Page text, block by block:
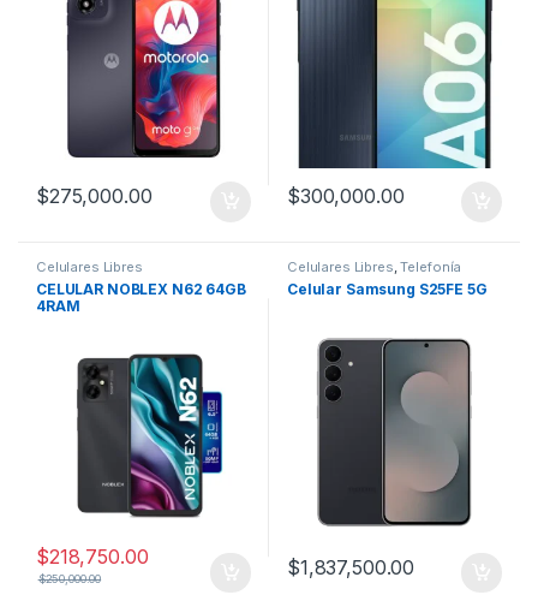
$275,000.00 $300,000.00
Celulares Libres
CELULAR NOBLEX N62 64GB
4RAM
$218,750.00
$250,000.00
Celulares Libres ,Telefonía
Celular Samsung S25FE 5G
$1,837,500.00